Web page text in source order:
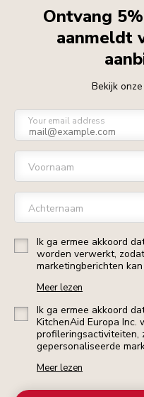
Ontvang
aanmeldt
Bekijk onze
Your email address
Voornaam
Achternaam
Ik ga ermee akkoord
worden verwerkt,
marketingberichten
Meer lezen
Ik ga ermee akkoord
KitchenAid Europa
profileringsactiviteiten,
gepersonaliseerde
Meer lezen